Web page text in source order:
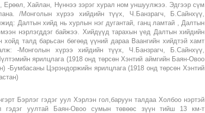
Ерөөл, Хайлан, Нүннээ зэрэг хурал ном уншуулжээ. Эдгээр сүм
/Монголын хүрээ хийдийн түүх, Ч.Банзрагч, Б.Сайнхүү,
Далтын хийд нь хурлын нэг дугантай, ганц ламтай , Далтын
нэрлэгддэг байжээ. Хийдүүд тарахын үед Далтын хийдийн
талд барьсан бөгөөд үүний дараа Ваангийн хийдтэй хамт
-Монголын хүрээ хийдийн түүх, Ч.Банзрагч, Б.Сайнхүү,
ярилцлага (1918 онд төрсөн Хэнтий аймгийн Баян-Овоо
-Бумбасаны Цэрэндоржийн ярилцлага (1918 онд төрсөн Хэнтий
Бэрлэг гэдэг уул Хэрлэн гол,баруун талдаа Холбоо нэртэй
гэдэг уултай Баян-Овоо сумын төвөөс зүүн тийш 13 км-т